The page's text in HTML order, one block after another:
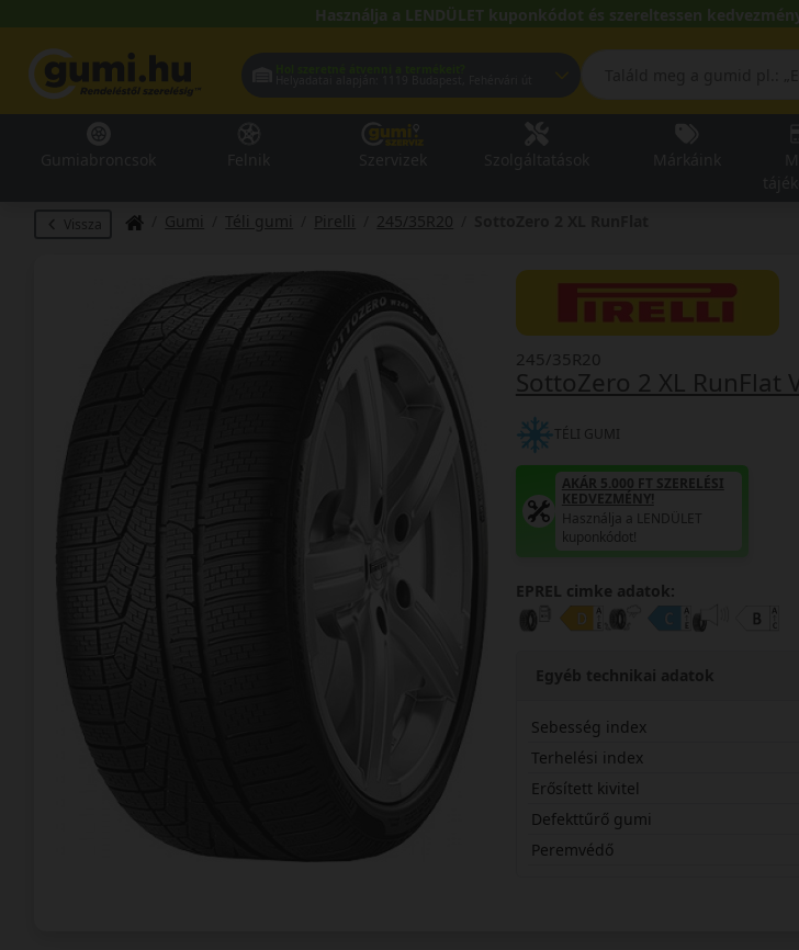
Használja a LENDÜLET kuponkódot és szereltessen
Vissza Gumi Téli gumi Pirelli 245/35R20
SottoZero 2 XL RunFlat
245/35R20
TÉLI GUMI
AKÁR 5.000 FT SZERELÉSI
KEDVEZMÉNY!
Használja a LENDÜLET
kuponkódot!
EPREL cimke adatok:
Egyéb technikai adatok
Sebesség index
Terhelési index
Erősített kivitel
Defekttűrő gumi
Peremvédő